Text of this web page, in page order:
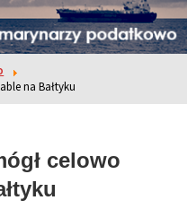
na Bałtyku
celowo